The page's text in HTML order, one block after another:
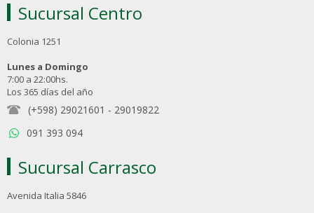
Sucursal Centro
Colonia 1251
Lunes a Domingo
7:00 a 22:00hs.
Los 365 días del año
(+598) 29021601 - 29019822
091 393 094
Sucursal Carrasco
Avenida Italia 5846